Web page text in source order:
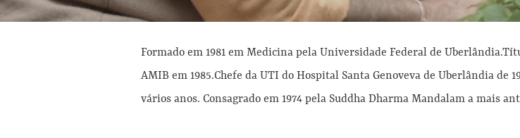
Formado em 1981 em Medicina pela Universidade Federal de
AMIB em 1985.Chefe da UTI do Hospital Santa Genoveva de Uberlândia de
vários anos. Consagrado em 1974 pela Suddha Dharma Mandalam a mais